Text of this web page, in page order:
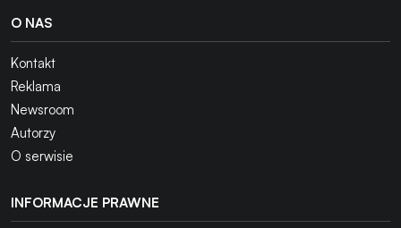
O NAS
Kontakt
Reklama
Newsroom
Autorzy
O serwisie
INFORMACJE PRAWNE